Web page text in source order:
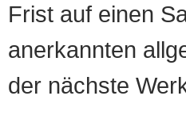
Frist auf einen
anerkannten
der nächste